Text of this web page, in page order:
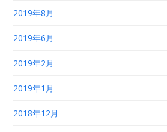
2019年8月
2019年6月
2019年2月
2019年1月
2018年12月